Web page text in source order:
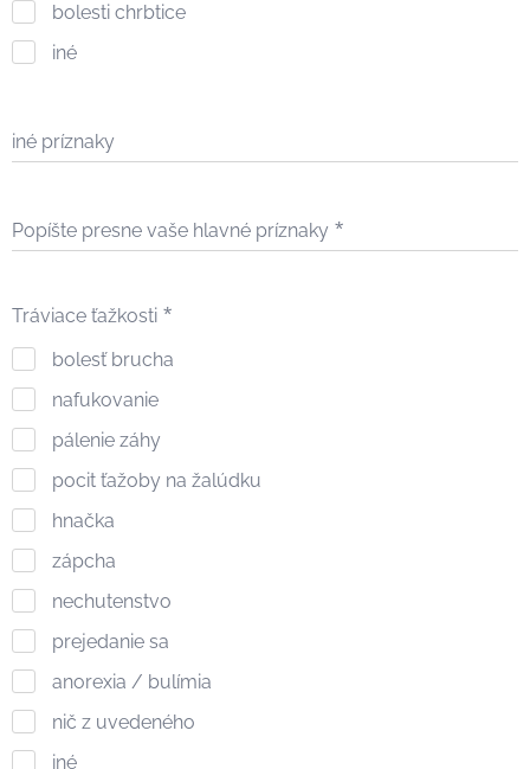
bolesti chrbtice
iné
iné príznaky
Popíšte presne vaše hlavné príznaky
Tráviace ťažkosti
bolesť brucha
nafukovanie
pálenie záhy
pocit ťažoby na žalúdku
hnačka
zápcha
nechutenstvo
prejedanie sa
anorexia / bulímia
nič z uvedeného
iné